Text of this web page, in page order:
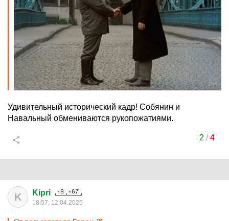
Удивительный исторический кадр! Собянин и
Навальный обмениваются рукопожатиями.
2/4
K Kipri
18:57, 12.04.2025